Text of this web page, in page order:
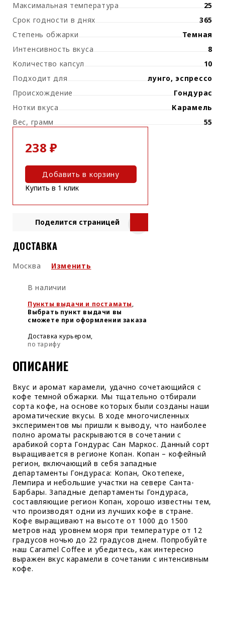
Максимальная температура
25
Срок годности в днях
365
Степень обжарки
Темная
Интенсивность вкуса
8
Количество капсул
10
Подходит для
лунго, эспрессо
Происхождение
Гондурас
Нотки вкуса
Карамель
Вес, грамм
55
238 ₽
Добавить в корзину
Купить в 1 клик
Поделится страницей
ДОСТАВКА
Москва Изменить
В наличии
Пункты выдачи и постаматы,
Выбрать пункт выдачи вы
сможете при оформлении заказа
Доставка курьером,
по тарифу
ОПИСАНИЕ
Вкус и аромат карамели, удачно сочетающийся с
кофе темной обжарки. Мы тщательно отбирали
сорта кофе, на основе которых были созданы наши
ароматические вкусы. В ходе многочисленных
экспериментов мы пришли к выводу, что наиболее
полно ароматы раскрываются в сочетании с
арабикой сорта Гондурас Сан Маркос. Данный сорт
выращивается в регионе Копан. Копан – кофейный
регион, включающий в себя западные
департаменты Гондураса: Копан, Окотепеке,
Лемпира и небольшие участки на севере Санта-
Барбары. Западные департаменты Гондураса,
составляющие регион Копан, хорошо известны тем,
что производят одни из лучших кофе в стране.
Кофе выращивают на высоте от 1000 до 1500
метров над уровнем моря при температуре от 12
градусов ночью до 22 градусов днем. Попробуйте
наш Caramel Coffee и убедитесь, как интересно
выражен вкус карамели в сочетании с интенсивным
кофе.